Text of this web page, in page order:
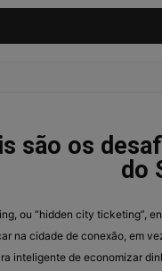
são os
do
ou “hidden city ticketing”,
na cidade de conexão, em
inteligente de economizar